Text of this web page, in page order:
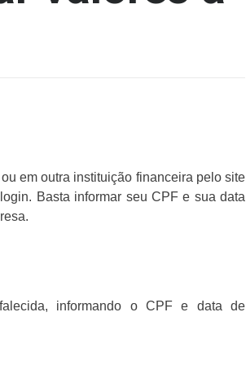
em outra instituição financeira pelo site
Basta informar seu CPF e sua data
informando o CPF e data de